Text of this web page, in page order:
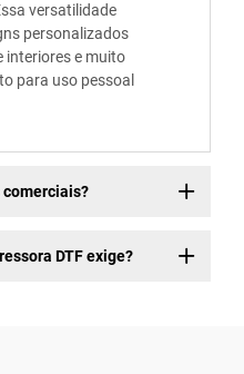
versatilidade
personalizados
interiores e muito
para uso pessoal
DTF exige?